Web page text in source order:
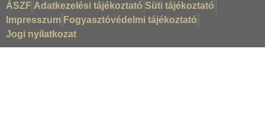
ÁSZF Adatkezelési tájékoztató Süti tájékoztató
Impresszum Fogyasztóvédelmi tájékoztató
Jogi nyilatkozat